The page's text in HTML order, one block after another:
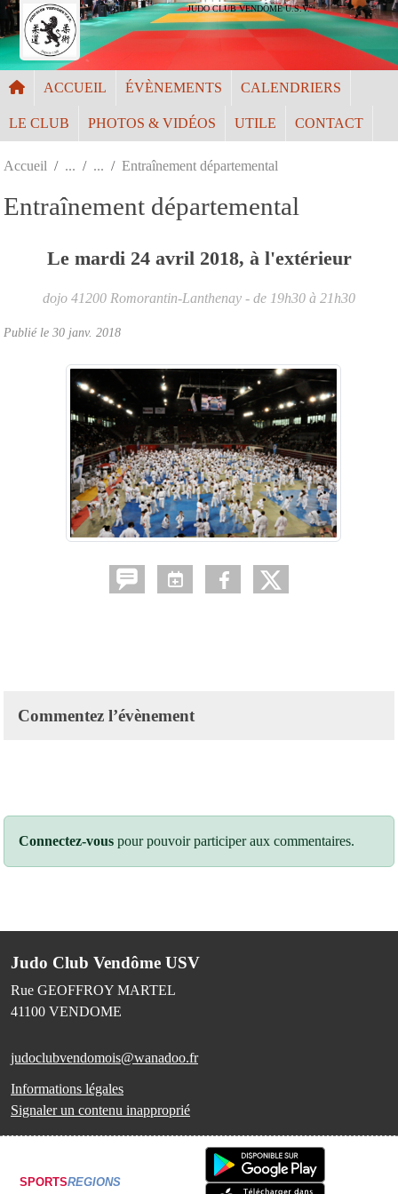
JUDO CLUB VENDÔME U.S.V.
ACCUEIL ÉVÈNEMENTS CALENDRIERS
LE CLUB PHOTOS & VIDÉOS UTILE CONTACT
Accueil Entraînement départemental
Entraînement départemental
Le mardi 24 avril 2018, à l'extérieur
dojo 41200 Romorantin-Lanthenay - de 19h30 à 21h30
Publié le 30 janv. 2018
Commentez l’évènement
Connectez-vous pour pouvoir participer aux commentaires.
Judo Club Vendôme USV
Rue GEOFFROY MARTEL
41100 VENDOME
judoclubvendomois@wanadoo.fr
Informations légales
Signaler un contenu inapproprié
SPORTSREGIONS
Panneau de gestion des cookies